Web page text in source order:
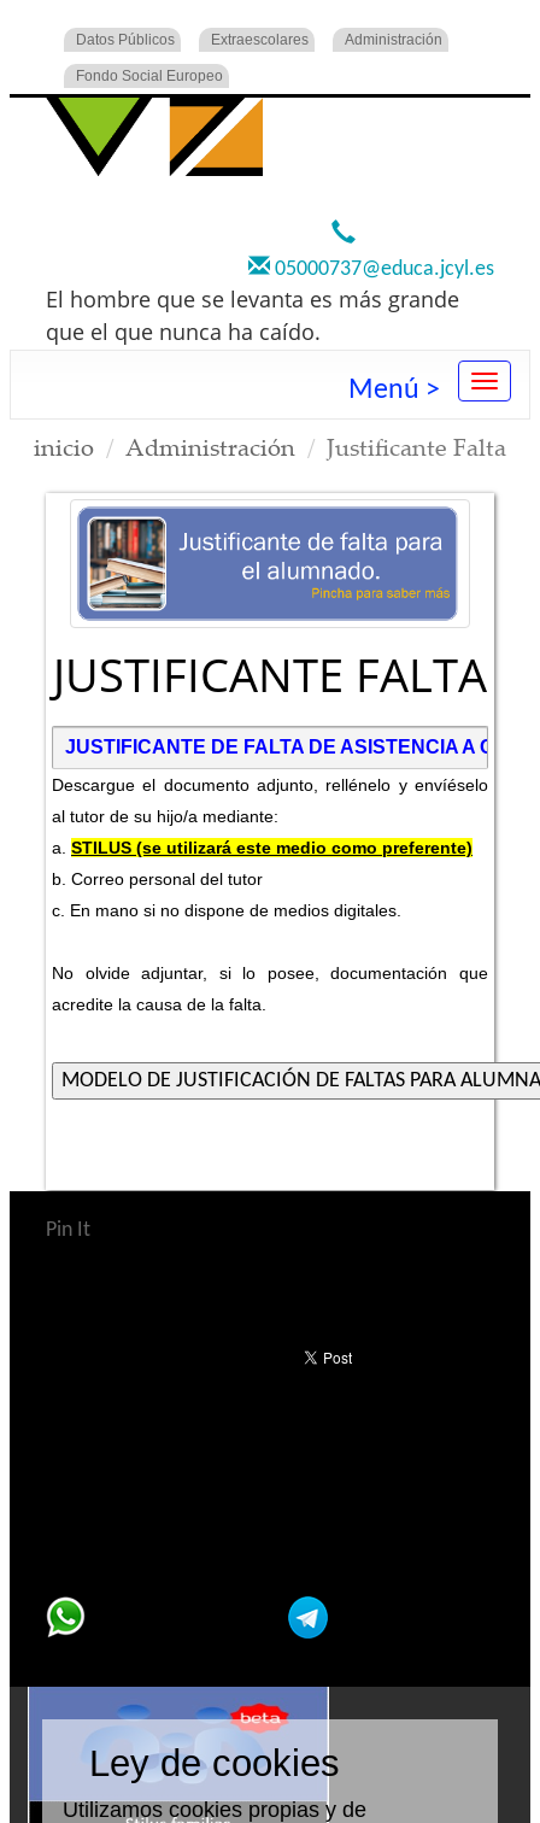
Datos Públicos Extraescolares Administración
Fondo Social Europeo
05000737@educa.jcyl.es
El hombre que se levanta es más grande
que el que nunca ha caído.
Menú >
inicio Administración Justificante Falta
JUSTIFICANTE FALTA
JUSTIFICANTE DE FALTA DE ASISTENCIA A
Descargue el documento adjunto, rellénelo y envíéselo
al tutor de su hijo/a mediante:
a. STILUS (se utilizará este medio como preferente)
b. Correo personal del tutor
c. En mano si no dispone de medios digitales.
No olvide adjuntar, si lo posee, documentación que
acredite la causa de la falta.
Pin It
Ley de cookies
Utilizamos cookies propias y de